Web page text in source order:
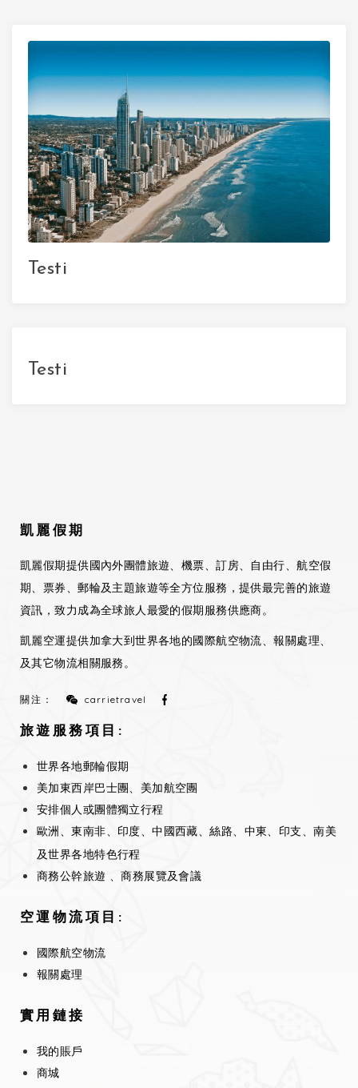
Testi
Testi
凱麗假期
凱麗假期提供國內外團體旅遊、機票、訂房、自由行、航空假
期、票券、郵輪及主題旅遊等全方位服務，提供最完善的旅遊
資訊，致力成為全球旅人最愛的假期服務供應商。
凱麗空運提供加拿大到世界各地的國際航空物流、報關處理、
及其它物流相關服務。
關注： carrietravel
旅遊服務項目:
世界各地郵輪假期
美加東西岸巴士團、美加航空團
安排個人或團體獨立行程
歐洲、東南非、印度、中國西藏、絲路、中東、印支、南美
及世界各地特色行程
商務公幹旅遊 、商務展覽及會議
空運物流項目:
國際航空物流
報關處理
實用鏈接
我的賬戶
商城